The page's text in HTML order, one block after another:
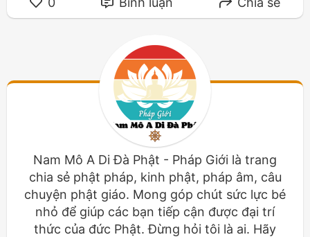
Nam Mô A Di Đà Phật - Pháp Giới là trang
chia sẻ phật pháp, kinh phật, pháp âm, câu
chuyện phật giáo. Mong góp chút sức lực bé
nhỏ để giúp các bạn tiếp cận được đại trí
thức của đức Phật. Đừng hỏi tôi là ai. Hãy